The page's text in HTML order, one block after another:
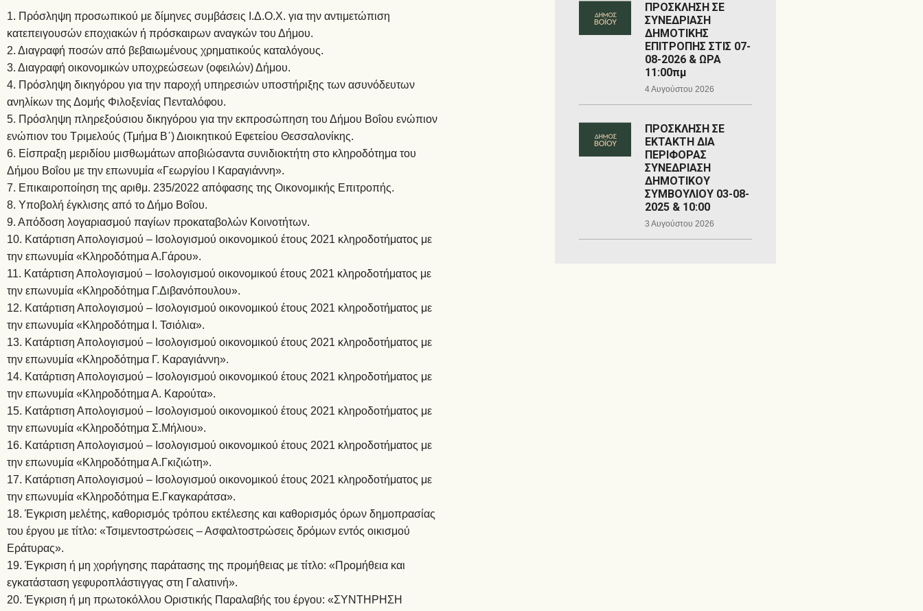
1. Πρόσληψη προσωπικού με δίμηνες συμβάσεις Ι.Δ.Ο.Χ. για την αντιμετώπιση
κατεπειγουσών εποχιακών ή πρόσκαιρων αναγκών του Δήμου.
2. Διαγραφή ποσών από βεβαιωμένους χρηματικούς καταλόγους.
3. Διαγραφή οικονομικών υποχρεώσεων (οφειλών) Δήμου.
4. Πρόσληψη δικηγόρου για την παροχή υπηρεσιών υποστήριξης των ασυνόδευτων
ανηλίκων της Δομής Φιλοξενίας Πενταλόφου.
5. Πρόσληψη πληρεξούσιου δικηγόρου για την εκπροσώπηση του Δήμου Βοΐου ενώπιον
ενώπιον του Τριμελούς (Τμήμα Β΄) Διοικητικού Εφετείου Θεσσαλονίκης.
6. Είσπραξη μεριδίου μισθωμάτων αποβιώσαντα συνιδιοκτήτη στο κληροδότημα του
Δήμου Βοΐου με την επωνυμία «Γεωργίου Ι Καραγιάννη».
7. Επικαιροποίηση της αριθμ. 235/2022 απόφασης της Οικονομικής Επιτροπής.
8. Υποβολή έγκλισης από το Δήμο Βοΐου.
9. Απόδοση λογαριασμού παγίων προκαταβολών Κοινοτήτων.
10. Κατάρτιση Απολογισμού – Ισολογισμού οικονομικού έτους 2021 κληροδοτήματος με
την επωνυμία «Κληροδότημα Α.Γάρου».
11. Κατάρτιση Απολογισμού – Ισολογισμού οικονομικού έτους 2021 κληροδοτήματος με
την επωνυμία «Κληροδότημα Γ.Διβανόπουλου».
12. Κατάρτιση Απολογισμού – Ισολογισμού οικονομικού έτους 2021 κληροδοτήματος με
την επωνυμία «Κληροδότημα Ι. Τσιόλια».
13. Κατάρτιση Απολογισμού – Ισολογισμού οικονομικού έτους 2021 κληροδοτήματος με
την επωνυμία «Κληροδότημα Γ. Καραγιάννη».
14. Κατάρτιση Απολογισμού – Ισολογισμού οικονομικού έτους 2021 κληροδοτήματος με
την επωνυμία «Κληροδότημα Α. Καρούτα».
15. Κατάρτιση Απολογισμού – Ισολογισμού οικονομικού έτους 2021 κληροδοτήματος με
την επωνυμία «Κληροδότημα Σ.Μήλιου».
16. Κατάρτιση Απολογισμού – Ισολογισμού οικονομικού έτους 2021 κληροδοτήματος με
την επωνυμία «Κληροδότημα Α.Γκιζιώτη».
17. Κατάρτιση Απολογισμού – Ισολογισμού οικονομικού έτους 2021 κληροδοτήματος με
την επωνυμία «Κληροδότημα Ε.Γκαγκαράτσα».
18. Έγκριση μελέτης, καθορισμός τρόπου εκτέλεσης και καθορισμός όρων δημοπρασίας
του έργου με τίτλο: «Τσιμεντοστρώσεις – Ασφαλτοστρώσεις δρόμων εντός οικισμού
Εράτυρας».
19. Έγκριση ή μη χορήγησης παράτασης της προμήθειας με τίτλο: «Προμήθεια και
εγκατάσταση γεφυροπλάστιγγας στη Γαλατινή».
20. Έγκριση ή μη πρωτοκόλλου Οριστικής Παραλαβής του έργου: «ΣΥΝΤΗΡΗΣΗ
ΠΡΟΣΚΛΗΣΗ ΣΕ
ΣΥΝΕΔΡΙΑΣΗ
ΔΗΜΟΤΙΚΗΣ
ΕΠΙΤΡΟΠΗΣ ΣΤΙΣ 07-
08-2026 & ΩΡΑ
11:00πμ
4 Αυγούστου 2026
ΠΡΟΣΚΛΗΣΗ ΣΕ
ΕΚΤΑΚΤΗ ΔΙΑ
ΠΕΡΙΦΟΡΑΣ
ΣΥΝΕΔΡΙΑΣΗ
ΔΗΜΟΤΙΚΟΥ
ΣΥΜΒΟΥΛΙΟΥ 03-08-
2025 & 10:00
3 Αυγούστου 2026